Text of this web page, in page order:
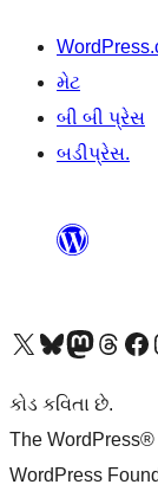
મેટ
બી બી પ્રેસ
બડીપ્રેસ.
અમારા X (અગાઉ ટ્વિટર) એકાઉન્ટની મુલાકાત લોઅમારા Bluesky એકાઉન્ટની મુલાકાત લોઅમારા માસ્ટોડોન એકાઉન્ટની મુલાકાત લોઅમારા Threads એકાઉન્ટની મુલાકાત લો અમારા ફેસબુક પેજની મુલાકાત લો
કોડ કવિતા છે.
The WordPress®
WordPress